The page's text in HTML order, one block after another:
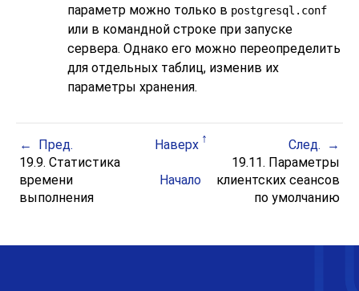
параметр можно только в postgresql.conf
или в командной строке при запуске
сервера. Однако его можно переопределить
для отдельных таблиц, изменив их
параметры хранения.
Пред. Наверх
След.
19.9. Статистика
времени
выполнения
Начало
19.11. Параметры
клиентских сеансов
по умолчанию